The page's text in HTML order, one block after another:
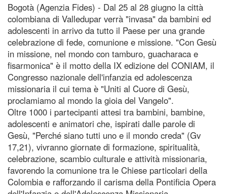
Bogotà (Agenzia Fides) - Dal 25 al 28 giugno la città
colombiana di Valledupar verrà "invasa" da bambini ed
adolescenti in arrivo da tutto il Paese per una grande
celebrazione di fede, comunione e missione. "Con Gesù
in missione, nel mondo con tamburo, guacharaca e
fisarmonica" è il motto della IX edizione del CONIAM, il
Congresso nazionale dell'infanzia ed adolescenza
missionaria il cui tema è "Uniti al Cuore di Gesù,
proclamiamo al mondo la gioia del Vangelo".
Oltre 1000 i partecipanti attesi tra bambini, bambine,
adolescenti e animatori che, ispirati dalle parole di
Gesù, "Perché siano tutti uno e il mondo creda" (Gv
17,21), vivranno giornate di formazione, spiritualità,
celebrazione, scambio culturale e attività missionaria,
favorendo la comunione tra le Chiese particolari della
Colombia e rafforzando il carisma della Pontificia Opera